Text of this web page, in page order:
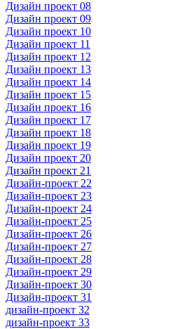
Дизайн проект 08
Дизайн проект 09
Дизайн проект 10
Дизайн проект 11
Дизайн проект 12
Дизайн проект 13
Дизайн проект 14
Дизайн проект 15
Дизайн проект 16
Дизайн проект 17
Дизайн проект 18
Дизайн проект 19
Дизайн проект 20
Дизайн проект 21
Дизайн-проект 22
Дизайн-проект 23
Дизайн-проект 24
Дизайн-проект 25
Дизайн-проект 26
Дизайн-проект 27
Дизайн-проект 28
Дизайн-проект 29
Дизайн-проект 30
Дизайн-проект 31
дизайн-проект 32
дизайн-проект 33